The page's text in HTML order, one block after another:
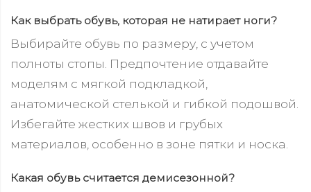
Как выбрать обувь, которая не натирает ноги?
Выбирайте обувь по размеру, с учетом
полноты стопы. Предпочтение отдавайте
моделям с мягкой подкладкой,
анатомической стелькой и гибкой подошвой.
Избегайте жестких швов и грубых
материалов, особенно в зоне пятки и носка.
Какая обувь считается демисезонной?